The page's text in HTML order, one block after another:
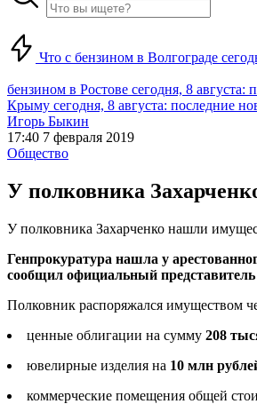
Что с бензином в Волгограде
бензином в Ростове сегодня, 8
Крыму сегодня, 8 августа: последние
Игорь Быкин
17:40 7 февраля 2019
Общество
У полковника
У полковника Захарченко нашли
Генпрокуратура нашла у
сообщил официальный
Полковник распоряжался имуществом
ценные облигации на сумму 208
ювелирные изделия на 10 млн
коммерческие помещения общей